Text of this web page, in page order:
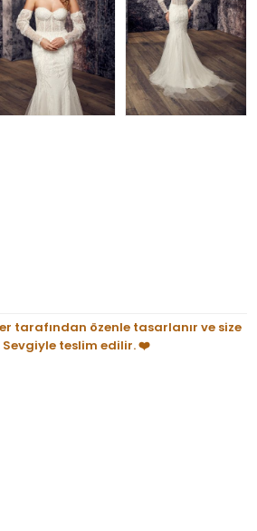
tarafından özenle tasarlanır ve size
Sevgiyle teslim edilir. ❤️